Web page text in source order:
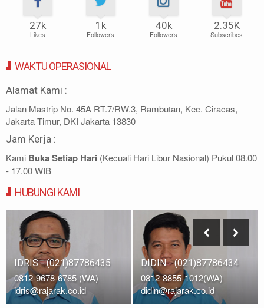
27k
Likes
1k
Followers
40k
Followers
2.35K
Subscribes
WAKTU OPERASIONAL
Alamat Kami :
Jalan Mastrip No. 45A RT.7/RW.3, Rambutan, Kec. Ciracas,
Jakarta Timur, DKI Jakarta 13830
Jam Kerja :
Kami Buka Setiap Hari (Kecuali Hari Libur Nasional) Pukul 08.00
- 17.00 WIB
HUBUNGI KAMI
IDRIS - (021)87786435
0812-9678-6785 (WA)
idris@rajarak.co.id
DIDIN - (021)87786434
0812-8855-1012(WA)
didin@rajarak.co.id